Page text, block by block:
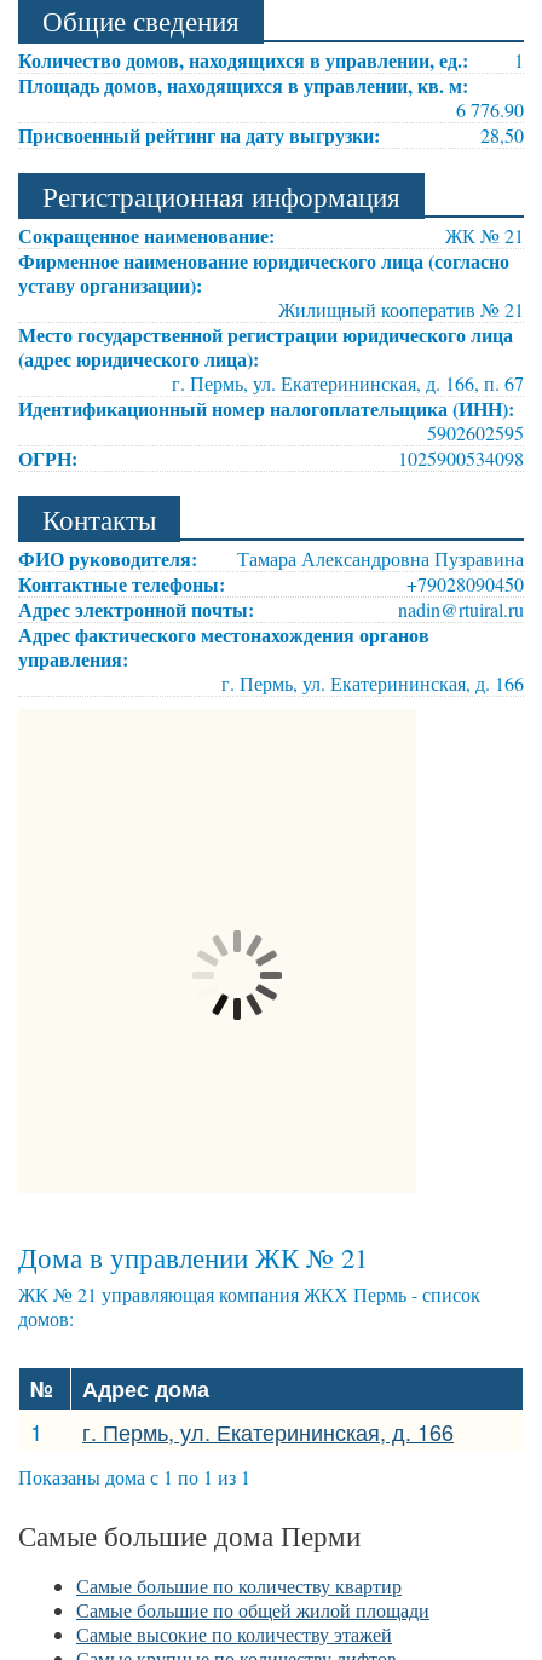
Общие сведения
Количество домов, находящихся в управлении, ед.: 1
Площадь домов, находящихся в управлении, кв. м:
6 776.90
Присвоенный рейтинг на дату выгрузки: 28,50
Регистрационная информация
Сокращенное наименование: ЖК № 21
Фирменное наименование юридического лица (согласно
уставу организации):
Жилищный кооператив № 21
Место государственной регистрации юридического лица
(адрес юридического лица):
г. Пермь, ул. Екатерининская, д. 166, п. 67
Идентификационный номер налогоплательщика (ИНН):
5902602595
ОГРН: 1025900534098
Контакты
ФИО руководителя: Тамара Александровна Пузравина
Контактные телефоны: +79028090450
Адрес электронной почты: nadin@rtuiral.ru
Адрес фактического местонахождения органов
управления:
г. Пермь, ул. Екатерининская, д. 166
Дома в управлении ЖК № 21
ЖК № 21 управляющая компания ЖКХ Пермь - список
домов:
№
Адрес дома
1
г. Пермь, ул. Екатерининская, д. 166
Показаны дома с 1 по 1 из 1
Самые большие дома Перми
Самые большие по количеству квартир
Самые большие по общей жилой площади
Самые высокие по количеству этажей